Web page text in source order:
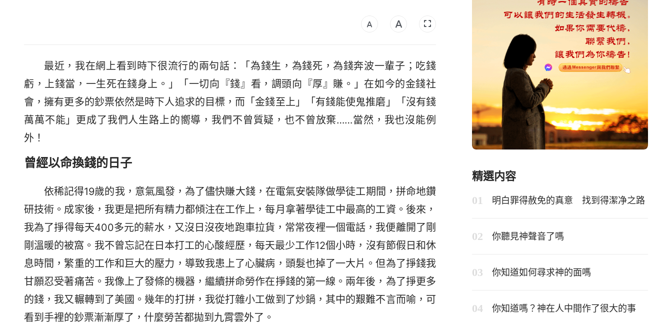
最近，我在網上看到時下很流行的兩句話：「為錢生，為錢死，為錢奔波一輩子；吃錢
虧，上錢當，一生死在錢身上。」「一切向『錢』看，調頭向『厚』賺。」在如今的金錢社
會，擁有更多的鈔票依然是時下人追求的目標，而「金錢至上」「有錢能使鬼推磨」「沒有錢
萬萬不能」更成了我們人生路上的嚮導，我們不曾質疑，也不曾放棄……當然，我也沒能例
外！
曾經以命換錢的日子
依稀記得19歲的我，意氣風發，為了儘快賺大錢，在電氣安裝隊做學徒工期間，拼命地鑽
研技術。成家後，我更是把所有精力都傾注在工作上，每月拿著學徒工中最高的工資。後來，
我為了掙得每天400多元的薪水，又沒日沒夜地跑車拉貨，常常夜裡一個電話，我便離開了剛
剛溫暖的被窩。我不曾忘記在日本打工的心酸經歷，每天最少工作12個小時，沒有節假日和休
息時間，繁重的工作和巨大的壓力，導致我患上了心臟病，頭髮也掉了一大片。但為了掙錢我
甘願忍受著痛苦。我像上了發條的機器，繼續拼命勞作在掙錢的第一線。兩年後，為了掙更多
的錢，我又輾轉到了美國。幾年的打拼，我從打雜小工做到了炒鍋，其中的艱難不言而喻，可
看到手裡的鈔票漸漸厚了，什麼勞苦都拋到九霄雲外了。
精選内容
明白罪得赦免的真意 找到得潔净之路
你聽見神聲音了嗎
你知道如何尋求神的面嗎
你知道嗎？神在人中間作了很大的事